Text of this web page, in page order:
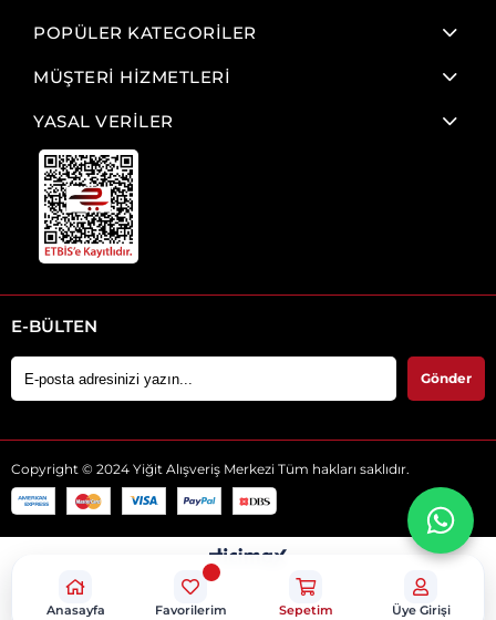
POPÜLER KATEGORİLER
MÜŞTERİ HİZMETLERİ
YASAL VERİLER
E-BÜLTEN
Gönder
Copyright © 2024 Yiğit Alışveriş Merkezi Tüm hakları saklıdır.
Anasayfa Favorilerim Sepetim Üye Girişi